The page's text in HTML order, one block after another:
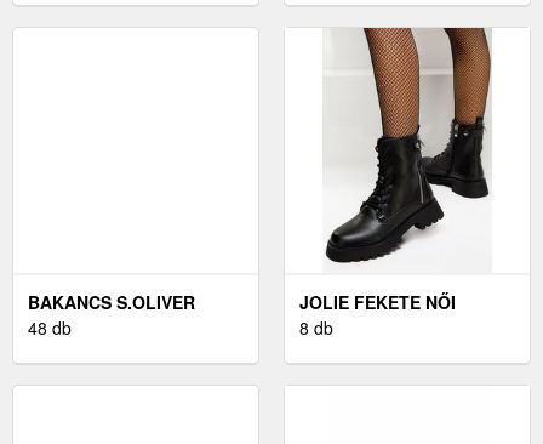
BAKANCS S.OLIVER
48 db
JOLIE FEKETE NŐI
BAKANCSOK
8 db